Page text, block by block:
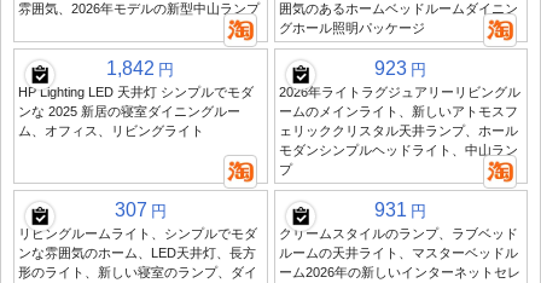
雰囲気、2026年モデルの新型中山ランプ
囲気のあるホームベッドルームダイニン
グホール照明パッケージ
1,842 円
HP Lighting LED 天井灯 シンプルでモダ
ンな 2025 新居の寝室ダイニングルー
ム、オフィス、リビングライト
923 円
2026年ライトラグジュアリーリビングル
ームのメインライト、新しいアトモスフ
ェリッククリスタル天井ランプ、ホール
モダンシンプルヘッドライト、中山ラン
プ
307 円
リビングルームライト、シンプルでモダ
ンな雰囲気のホーム、LED天井灯、長方
形のライト、新しい寝室のランプ、ダイ
931 円
クリームスタイルのランプ、ラブベッド
ルームの天井ライト、マスターベッドル
ーム2026年の新しいインターネットセレ